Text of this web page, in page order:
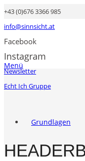
+43 (0)676 3366 985
info@sinnsicht.at
Facebook
Instagram
Newsletter
Echt Ich Gruppe
Menü
Grundlagen